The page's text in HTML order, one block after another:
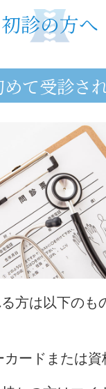
初診の方へ
めて受診さ
方は以下のも
カードまたは資